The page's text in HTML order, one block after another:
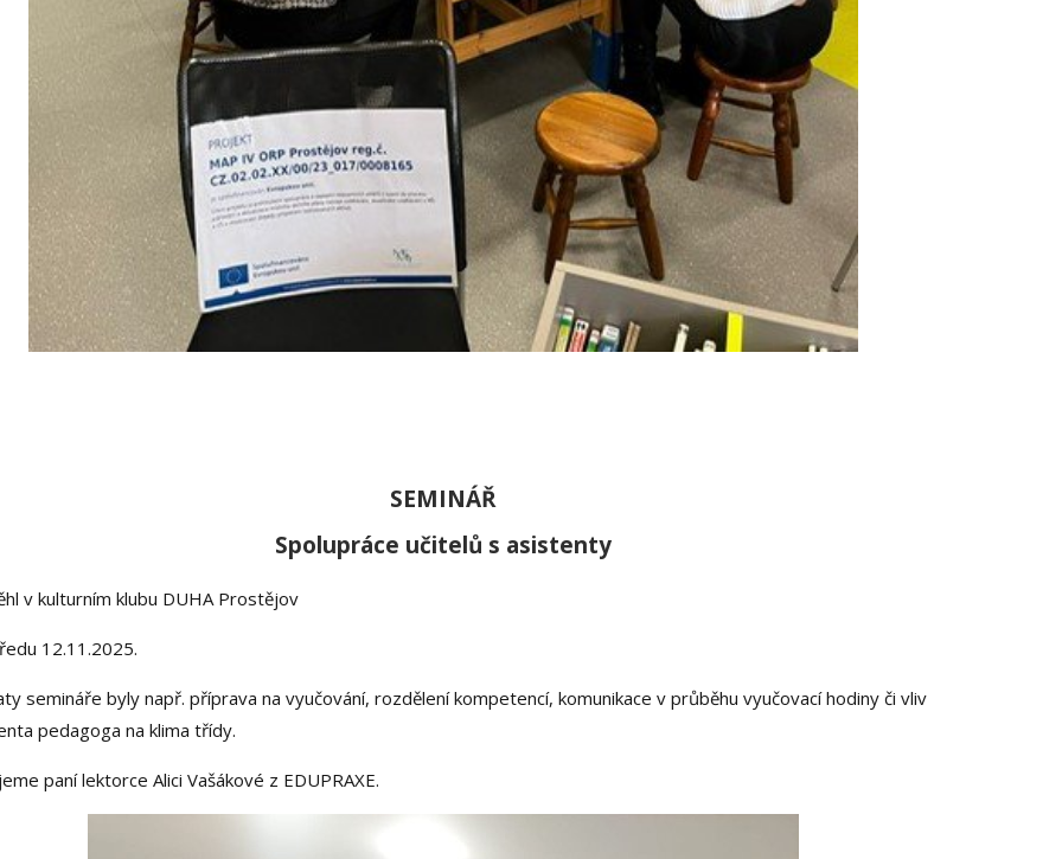
SEMINÁŘ
Spolupráce učitelů s asistenty
v kulturním klubu DUHA Prostějov
12.11.2025.
semináře byly např. příprava na vyučování, rozdělení kompetencí, komunikace v průběhu vyučovací hodiny či vliv
pedagoga na klima třídy.
paní lektorce Alici Vašákové z EDUPRAXE.